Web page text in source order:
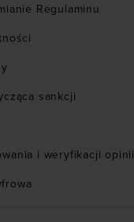
Regulaminu
sankcji
i weryfikacji opinii